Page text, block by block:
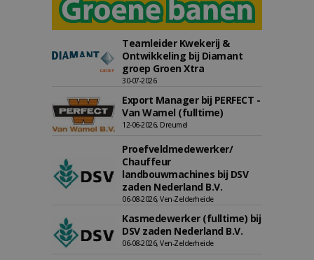
Teamleider Kwekerij &
Ontwikkeling bij Diamant
groep Groen Xtra
30-07-2026
Export Manager bij PERFECT -
Van Wamel (fulltime)
12-06-2026, Dreumel
Proefveldmedewerker/
Chauffeur
landbouwmachines bij DSV
zaden Nederland B.V.
06-08-2026, Ven-Zelderheide
Kasmedewerker (fulltime) bij
DSV zaden Nederland B.V.
06-08-2026, Ven-Zelderheide